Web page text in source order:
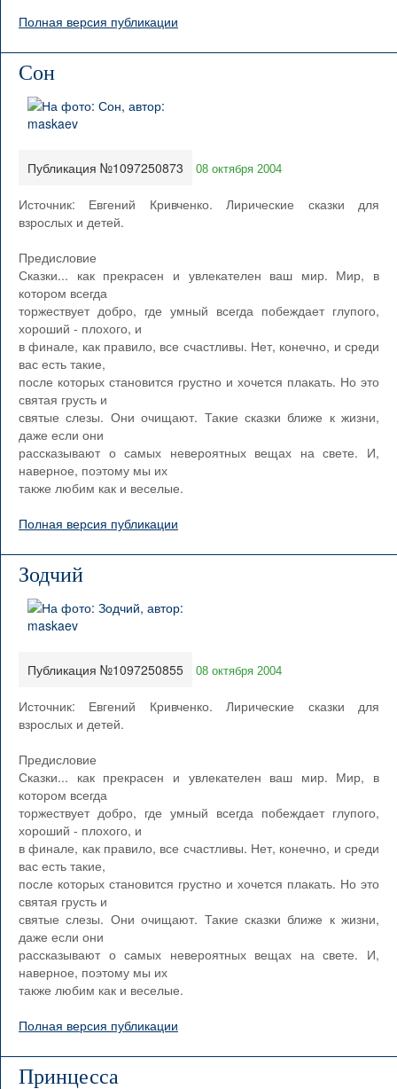
Полная версия публикации
Сон
Публикация №1097250873 08 октября 2004
Источник: Евгений Кривченко. Лирические сказки для
взрослых и детей.
Предисловие
Сказки... как прекрасен и увлекателен ваш мир. Мир, в
котором всегда
торжествует добро, где умный всегда побеждает глупого,
хороший - плохого, и
в финале, как правило, все счастливы. Нет, конечно, и среди
вас есть такие,
после которых становится грустно и хочется плакать. Но это
святая грусть и
святые слезы. Они очищают. Такие сказки ближе к жизни,
даже если они
рассказывают о самых невероятных вещах на свете. И,
наверное, поэтому мы их
также любим как и веселые.
Полная версия публикации
Зодчий
Публикация №1097250855 08 октября 2004
Источник: Евгений Кривченко. Лирические сказки для
взрослых и детей.
Предисловие
Сказки... как прекрасен и увлекателен ваш мир. Мир, в
котором всегда
торжествует добро, где умный всегда побеждает глупого,
хороший - плохого, и
в финале, как правило, все счастливы. Нет, конечно, и среди
вас есть такие,
после которых становится грустно и хочется плакать. Но это
святая грусть и
святые слезы. Они очищают. Такие сказки ближе к жизни,
даже если они
рассказывают о самых невероятных вещах на свете. И,
наверное, поэтому мы их
также любим как и веселые.
Полная версия публикации
Принцесса